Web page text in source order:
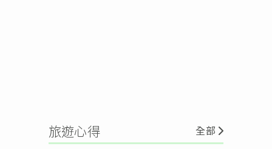
旅遊心得 全部